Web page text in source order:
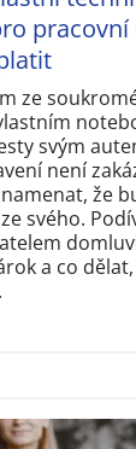
pracovní
ze
svým
není
že
svého.
a co